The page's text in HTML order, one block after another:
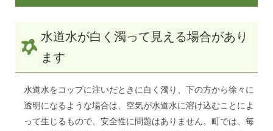
水道水が白く濁って見える場合があり
ます
水道水をコップに注いだときに白く濁り、下の方から徐々に
透明になるような場合は、空気が水道水に溶け込むことによ
って生じるもので、安全性に問題はありません。町では、毎